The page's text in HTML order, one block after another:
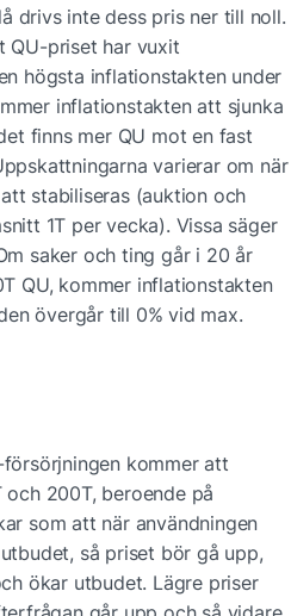
drivs inte dess pris ner till noll.
QU-priset har vuxit
högsta inflationstakten under
inflationstakten att sjunka
finns mer QU mot en fast
varierar om när
stabiliseras (auktion och
1T per vecka). Vissa säger
saker och ting går i 20 år
QU, kommer inflationstakten
övergår till 0% vid max.
kommer att
200T, beroende på
som att när användningen
så priset bör gå upp,
ökar utbudet. Lägre priser